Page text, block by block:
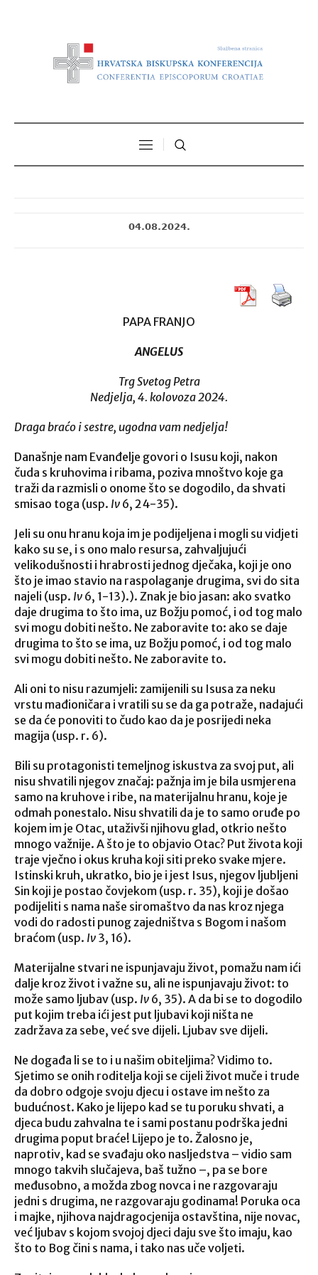
04.08.2024.
PAPA FRANJO
ANGELUS
Trg Svetog Petra
Nedjelja, 4. kolovoza 2024.
Draga braćo i sestre, ugodna vam nedjelja!
Današnje nam Evanđelje govori o Isusu koji, nakon
čuda s kruhovima i ribama, poziva mnoštvo koje ga
traži da razmisli o onome što se dogodilo, da shvati
smisao toga (usp. Iv 6, 24-35).
Jeli su onu hranu koja im je podijeljena i mogli su vidjeti
kako su se, i s ono malo resursa, zahvaljujući
velikodušnosti i hrabrosti jednog dječaka, koji je ono
što je imao stavio na raspolaganje drugima, svi do sita
najeli (usp. Iv 6, 1-13).). Znak je bio jasan: ako svatko
daje drugima to što ima, uz Božju pomoć, i od tog malo
svi mogu dobiti nešto. Ne zaboravite to: ako se daje
drugima to što se ima, uz Božju pomoć, i od tog malo
svi mogu dobiti nešto. Ne zaboravite to.
Ali oni to nisu razumjeli: zamijenili su Isusa za neku
vrstu mađioničara i vratili su se da ga potraže, nadajući
se da će ponoviti to čudo kao da je posrijedi neka
magija (usp. r. 6).
Bili su protagonisti temeljnog iskustva za svoj put, ali
nisu shvatili njegov značaj: pažnja im je bila usmjerena
samo na kruhove i ribe, na materijalnu hranu, koje je
odmah ponestalo. Nisu shvatili da je to samo oruđe po
kojem im je Otac, utaživši njihovu glad, otkrio nešto
mnogo važnije. A što je to objavio Otac? Put života koji
traje vječno i okus kruha koji siti preko svake mjere.
Istinski kruh, ukratko, bio je i jest Isus, njegov ljubljeni
Sin koji je postao čovjekom (usp. r. 35), koji je došao
podijeliti s nama naše siromaštvo da nas kroz njega
vodi do radosti punog zajedništva s Bogom i našom
braćom (usp. Iv 3, 16).
Materijalne stvari ne ispunjavaju život, pomažu nam ići
dalje kroz život i važne su, ali ne ispunjavaju život: to
može samo ljubav (usp. Iv 6, 35). A da bi se to dogodilo
put kojim treba ići jest put ljubavi koji ništa ne
zadržava za sebe, već sve dijeli. Ljubav sve dijeli.
Ne događa li se to i u našim obiteljima? Vidimo to.
Sjetimo se onih roditelja koji se cijeli život muče i trude
da dobro odgoje svoju djecu i ostave im nešto za
budućnost. Kako je lijepo kad se tu poruku shvati, a
djeca budu zahvalna te i sami postanu podrška jedni
drugima poput braće! Lijepo je to. Žalosno je,
naprotiv, kad se svađaju oko nasljedstva – vidio sam
mnogo takvih slučajeva, baš tužno –, pa se bore
međusobno, a možda zbog novca i ne razgovaraju
jedni s drugima, ne razgovaraju godinama! Poruka oca
i majke, njihova najdragocjenija ostavština, nije novac,
već ljubav s kojom svojoj djeci daju sve što imaju, kao
što to Bog čini s nama, i tako nas uče voljeti.